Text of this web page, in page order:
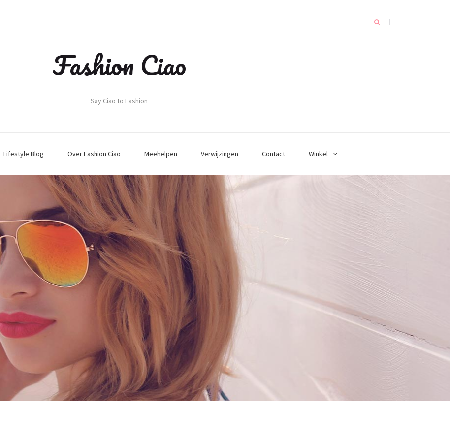
Fashion Ciao
Say Ciao to Fashion
Lifestyle Blog Over Fashion Ciao Meehelpen Verwijzingen Contact Winkel